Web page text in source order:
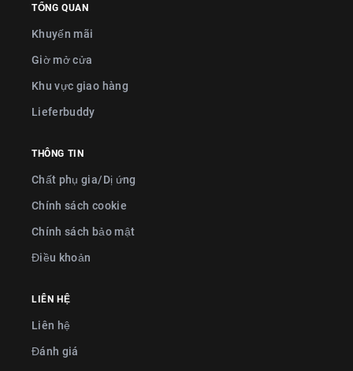
TỔNG QUAN
Khuyến mãi
Giờ mở cửa
Khu vực giao hàng
Lieferbuddy
THÔNG TIN
Chất phụ gia/Dị ứng
Chính sách cookie
Chính sách bảo mật
Điều khoản
LIÊN HỆ
Liên hệ
Đánh giá